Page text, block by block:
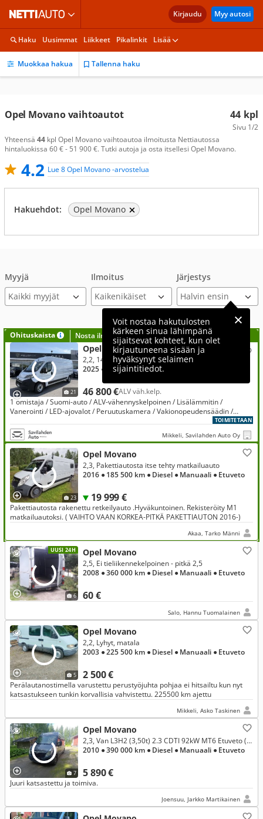
Kirjaudu Myy autosi
Haku Uusimmat Liikkeet Pikalinkit Lisää
Muokkaa hakua Tallenna haku
44 kpl
Sivu 1/2
Opel Movano vaihtoautot
Yhteensä 44 kpl Opel Movano vaihtoautoa ilmoitusta Nettiautossa
hintaluokissa 60 € - 51 900 €. Tutki autoja ja osta itsellesi Opel Movano.
4.2 Lue 8 Opel Movano -arvostelua
Hakuehdot: Opel Movano
Myyjä
Kaikki myyjät
Ilmoitus Järjestys
Voit nostaa hakutulosten
kärkeen sinua lähimpänä
sijaitsevat kohteet, kun olet
kirjautuneena sisään ja
hyväksynyt selaimen
sijaintitiedot.
Ohituskaista Nosta ilmoituksesi tähän?
21
Opel Movano
46 800 €ALV väh.kelp.
2,2, 140 diesel automaatti L3H2 35
2025 ● 29 000 km● Diesel
1 omistaja / Suomi-auto / ALV-vähennyskelpoinen / Lisälämmitin /
Vanerointi / LED-ajovalot / Peruutuskamera / Vakionopeudensäädin /
TOIMITETAAN
Mikkeli, Savilahden Auto Oy
23
Opel Movano
19 999 €
2,3, Pakettiautosta itse tehty matkailuauto
2016 ● 185 500 km ● Diesel ● Manuaali ● Etuveto
Pakettiautosta rakenettu retkeilyauto .Hyväkuntoinen. Rekisteröity M1
matkailuautoksi. ( VAIHTO VAAN KORKEA-PITKÄ PAKETTIAUTON 2016-)
Akaa, Tarko Männi
UUSI 24H
6
Opel Movano
60 €
2,5, Ei tieliikennekelpoinen - pitkä 2,5
2008 ● 360 000 km ● Diesel ● Manuaali ● Etuveto
Salo, Hannu Tuomalainen
5
Opel Movano
2 500 €
2,2, Lyhyt, matala
2003 ● 225 500 km ● Diesel ● Manuaali ● Etuveto
Perälautanostimella varustettu perustyöjuhta pohjaa ei hitsailtu kun nyt
katsastukseen tunkin korvallisia vahvistettu. 225500 km ajettu
Mikkeli, Asko Taskinen
7
Opel Movano
5 890 €
2,3, Van L3H2 (3,50t) 2.3 CDTI 92kW MT6 Etuveto (XM2K)
2010 ● 390 000 km ● Diesel ● Manuaali ● Etuveto
Juuri katsastettu ja toimiva.
Joensuu, Jarkko Martikainen